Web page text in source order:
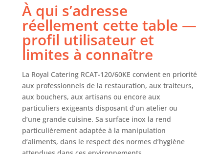
À qui s’adresse
réellement cette table —
profil utilisateur et
limites à connaître
La Royal Catering RCAT-120/60KE convient en priorité
aux professionnels de la restauration, aux traiteurs,
aux bouchers, aux artisans ou encore aux
particuliers exigeants disposant d’un atelier ou
d’une grande cuisine. Sa surface inox la rend
particulièrement adaptée à la manipulation
d’aliments, dans le respect des normes d’hygiène